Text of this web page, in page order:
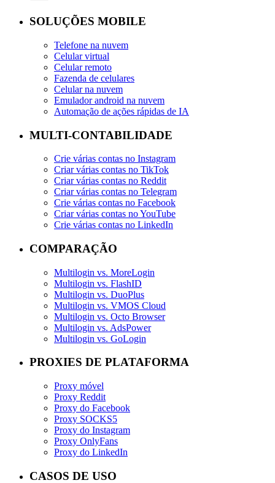
SOLUÇÕES MOBILE
Telefone na nuvem
Celular virtual
Celular remoto
Fazenda de celulares
Celular na nuvem
Emulador android na nuvem
Automação de ações rápidas de IA
MULTI-CONTABILIDADE
Crie várias contas no Instagram
Criar várias contas no TikTok
Criar várias contas no Reddit
Criar várias contas no Telegram
Crie várias contas no Facebook
Criar várias contas no YouTube
Crie várias contas no LinkedIn
COMPARAÇÃO
Multilogin vs. MoreLogin
Multilogin vs. FlashID
Multilogin vs. DuoPlus
Multilogin vs. VMOS Cloud
Multilogin vs. Octo Browser
Multilogin vs. AdsPower
Multilogin vs. GoLogin
PROXIES DE PLATAFORMA
Proxy móvel
Proxy Reddit
Proxy do Facebook
Proxy SOCKS5
Proxy do Instagram
Proxy OnlyFans
Proxy do LinkedIn
CASOS DE USO